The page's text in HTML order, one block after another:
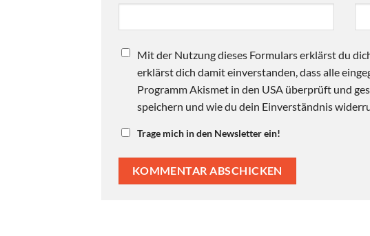
Mit der Nutzung dieses Formulars erklärst du
erklärst dich damit einverstanden, dass alle
Programm Akismet in den USA überprüft und
speichern und wie du dein Einverständnis
Trage mich in den Newsletter ein!